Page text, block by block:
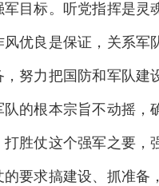
目标。听党指挥是
优良是保证，关系
努力把国防和军队
的根本宗旨不动摇
胜仗这个强军之要
要求搞建设、抓准